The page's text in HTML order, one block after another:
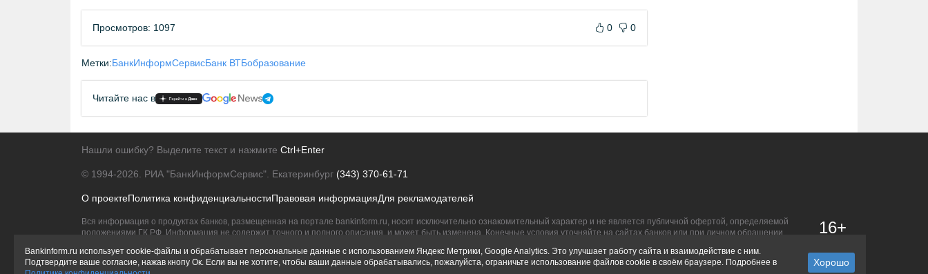
Просмотров: 1097 0 0
Метки:БанкИнформСервисБанк ВТБобразование
Читайте нас в
Нашли ошибку? Выделите текст и нажмите Ctrl+Enter
© 1994-2026. РИА "БанкИнформСервис". Екатеринбург (343) 370-61-71
О проектеПолитика конфиденциальностиПравовая информацияДля рекламодателей
Вся информация о продуктах банков, размещенная на портале bankinform.ru, носит исключительно ознакомительный характер и не является публичной офертой, определяемой
положениями ГК РФ. Информация не содержит точного и полного описания, и может быть изменена. Конечные условия уточняйте на сайтах банков или при личном обращении.
16+
Bankinform.ru использует cookie-файлы и обрабатывает персональные данные с использованием Яндекс Метрики, Google Analytics. Это улучшает работу сайта и взаимодействие с ним.
Подтвердите ваше согласие, нажав кнопу Ок. Если вы не хотите, чтобы ваши данные обрабатывались, пожалуйста, ограничьте использование файлов cookie в своём браузере. Подробнее в